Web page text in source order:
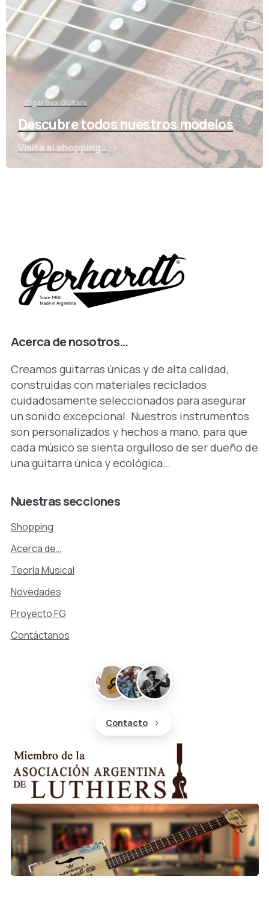
Cigar Box Guitars
Descubre todos nuestros modelos
Visita el shopping…
Acerca de nosotros…
Creamos guitarras únicas y de alta calidad,
construidas con materiales reciclados
cuidadosamente seleccionados para asegurar
un sonido excepcional. Nuestros instrumentos
son personalizados y hechos a mano, para que
cada músico se sienta orgulloso de ser dueño de
una guitarra única y ecológica…
Nuestrassecciones
Shopping
Acerca de…
Teoría Musical
Novedades
Proyecto FG
Contáctanos
Contacto